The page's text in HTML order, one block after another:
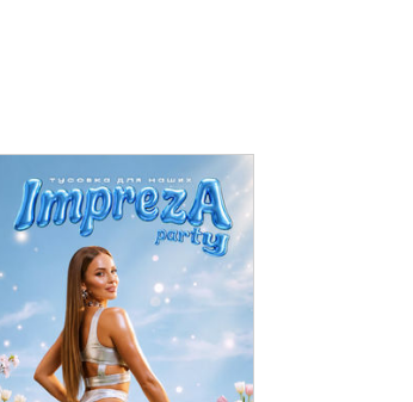
15 Августа
IMPREZA PARTY